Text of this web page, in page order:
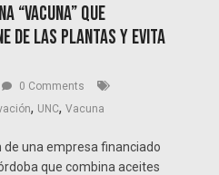
“vacuna” que
de las plantas y evita
0 Comments
, UNC,Vacuna
de una empresa financiado
que combina aceites